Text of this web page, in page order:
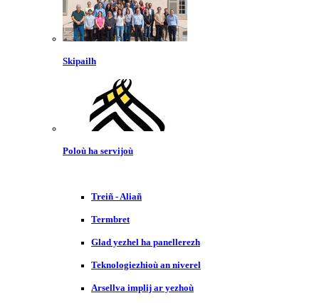
Skipailh
Poloù ha servijoù
Treiñ - Aliañ
Termbret
Glad yezhel ha panellerezh
Teknologiezhioù an niverel
Arsellva implij ar yezhoù